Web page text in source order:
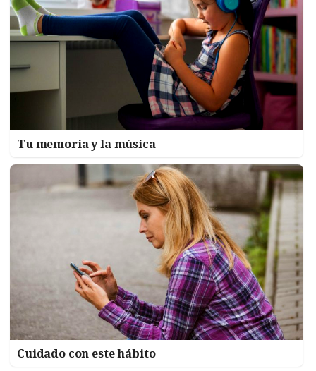
Tu memoria y la música
Cuidado con este hábito